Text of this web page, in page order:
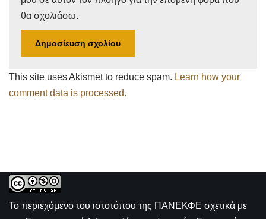
θα σχολιάσω.
This site uses Akismet to reduce spam. Learn how your
comment data is processed.
Το περιεχόμενο του ιστοτόπου της ΠΑΝΕΚΦΕ σχετικά με